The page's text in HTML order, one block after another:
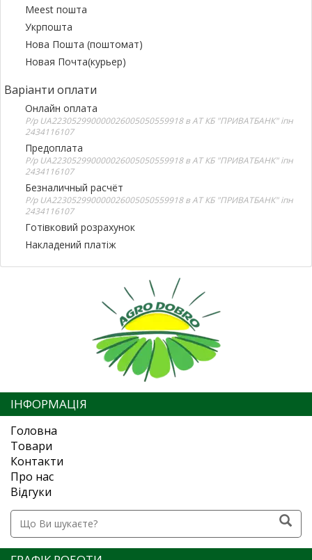
Meest пошта
Укрпошта
Нова Пошта (поштомат)
Новая Почта(курьер)
Варіанти оплати
Онлайн оплата
Р/р UA223052990000026005050559918 в АТ КБ "ПРИВАТБАНК" іпн
2434116107
Предоплата
Р/р UA223052990000026005050559918 в АТ КБ "ПРИВАТБАНК" іпн
2434116107
Безналичный расчёт
Р/р UA223052990000026005050559918 в АТ КБ "ПРИВАТБАНК" іпн
2434116107
Готівковий розрахунок
Накладений платіж
ІНФОРМАЦІЯ
Головна
Товари
Контакти
Про нас
Відгуки